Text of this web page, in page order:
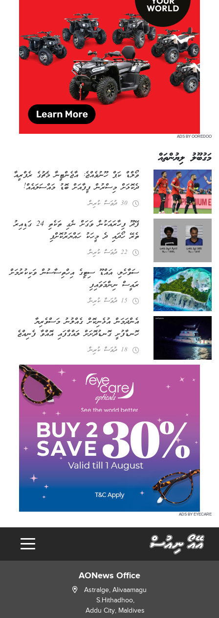
ADS BY OOREDOO
މަގުބޫލު ލިޔުންތައް
ވޯލްޑް ކަޕް ހޫނުވެއްޖެ: އާޖެންޓީނާ މެޗުގެ ރެފްރީއާ
ދެކޮޅަށް މިސްރުން ފީފާއަށް ބޮޑު މައްސަލައެއް!
30 ދުވަސް ކުރިން
ފޭދޫ ފިހާރައަކުން ވަގަށް ނެގި ތަކެތި 24 ގަޑިއިރު
ތެރޭ ހޯދައި ދެ މީހަކު ހައްޔަރުކޮށްފި
22 ދުވަސް ކުރިން
ސަވާހެލި، އައްޑޫ ސިޓީގެ އިހްތިސާސުން ވަކިކުރުމަށް
ރައީސް ނިންމަވައިފި
15 ދުވަސް ކުރިން
އެންދަމަން އުޅެނިކޮށް ގެއްލުނު މަސްވެރިޔާ
ހޮނޑާފުށީ ގޮނޑުދޮށަށް ލައްގާފައި އޮއްވާ ފެނިއްޖެ
18 ދުވަސް ކުރިން
ADS BY EYECARE
AONews Office
Astralge, Alivaamagu
S.Hithadhoo,
Addu City, Maldives